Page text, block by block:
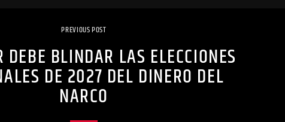
PREVIOUS POST
DEBE BLINDAR LAS ELECCIONES
DE 2027 DEL DINERO DEL
NARCO